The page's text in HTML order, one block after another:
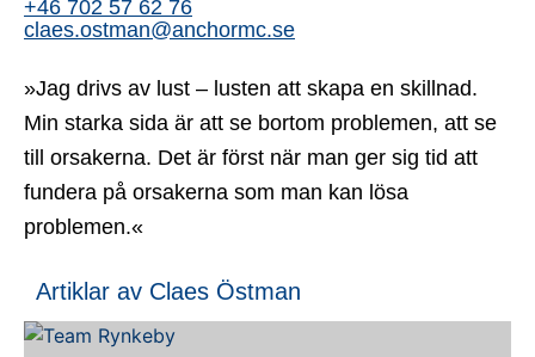
+46 702 57 62 76
claes.ostman@anchormc.se
»Jag drivs av lust – lusten att skapa en skillnad.
Min starka sida är att se bortom problemen, att se
till orsakerna. Det är först när man ger sig tid att
fundera på orsakerna som man kan lösa
problemen.«
Artiklar av Claes Östman